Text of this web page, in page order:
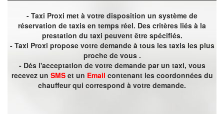
- Taxi Proxi met à votre disposition un système de
réservation de taxis en temps réel. Des critères liés à la
prestation du taxi peuvent être spécifiés.
- Taxi Proxi propose votre demande à tous les taxis les plus
proche de vous .
- Dés l'acceptation de votre demande par un taxi, vous
recevez un SMSet un Email contenant les coordonnées du
chauffeur qui correspond à votre demande.